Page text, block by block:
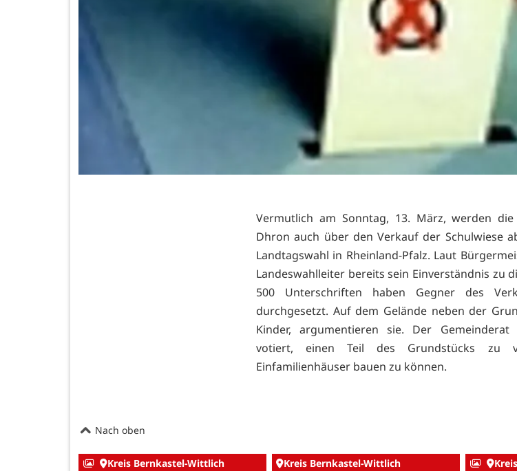
Vermutlich am Sonntag, 13. März, werden
Dhron auch über den Verkauf der Schulwiese
Landtagswahl in Rheinland-Pfalz. Laut
Landeswahlleiter bereits sein Einverständnis zu
500 Unterschriften haben Gegner des
durchgesetzt. Auf dem Gelände neben der
Kinder, argumentieren sie. Der
votiert, einen Teil des Grundstücks zu
Einfamilienhäuser bauen zu können.
Nach oben
Kreis Bernkastel-Wittlich Kreis Bernkastel-Wittlich